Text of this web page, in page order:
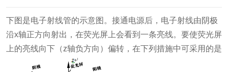
下图是电子射线管的示意图。接通电源后，电子射线由阴极
沿x轴正方向射出，在荧光屏上会看到一条亮线。要使荧光屏
上的亮线向下（z轴负方向）偏转，在下列措施中可采用的是